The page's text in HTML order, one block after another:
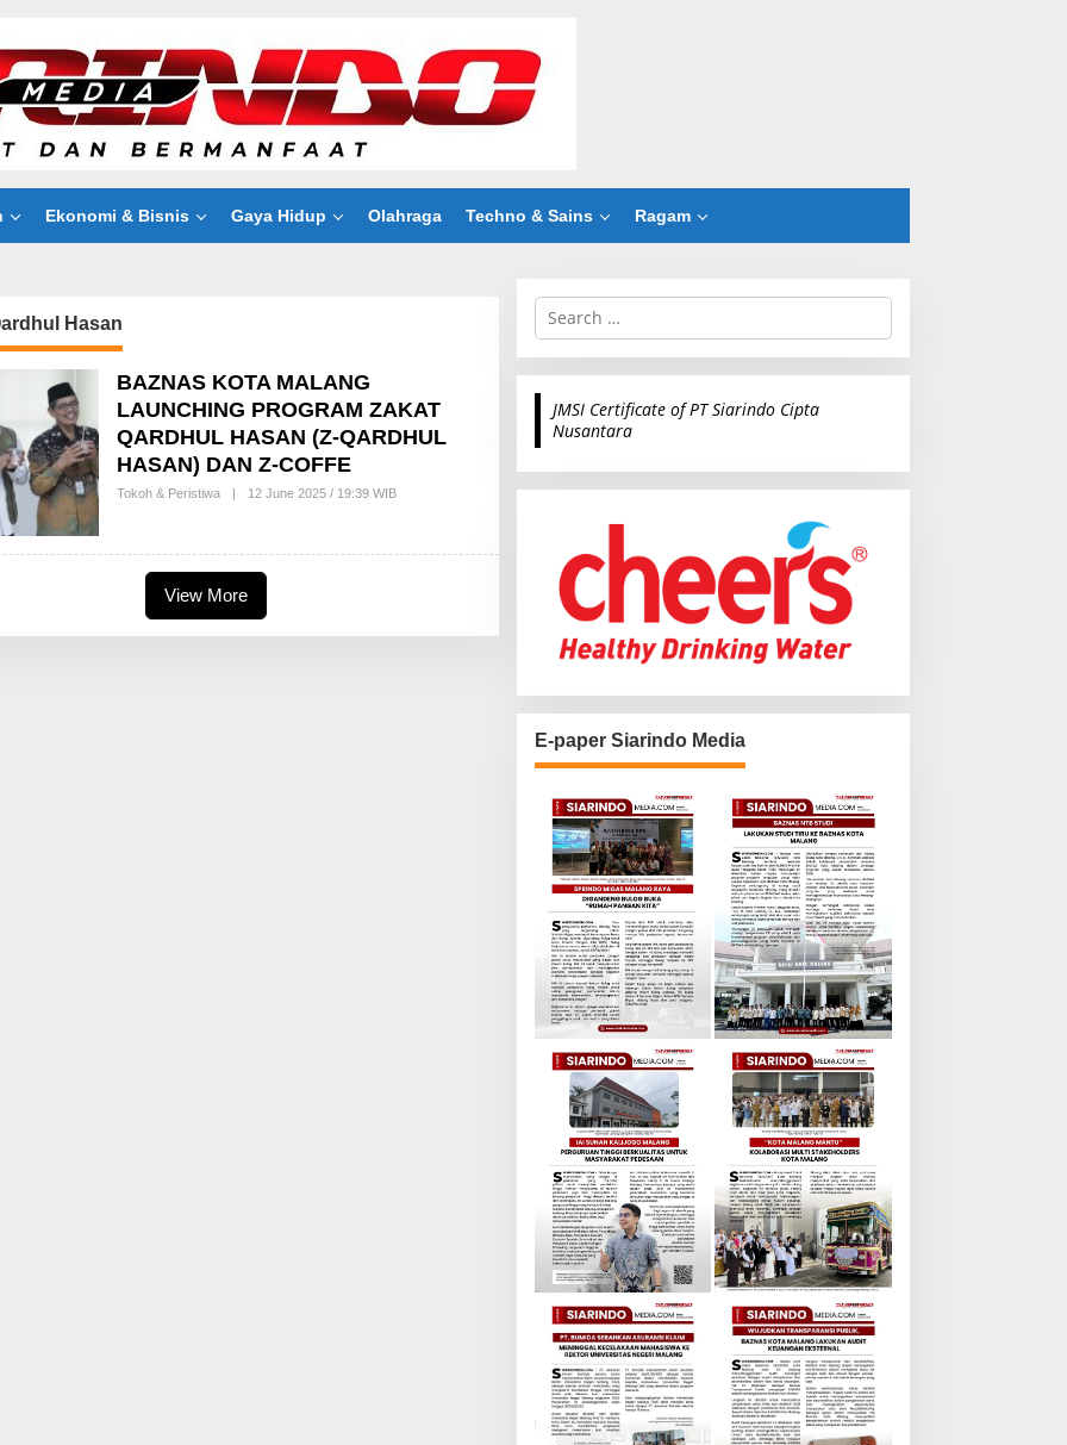
Ekonomi & Bisnis Gaya Hidup Olahraga Techno & Sains Ragam
Hasan
BAZNAS KOTA MALANG
LAUNCHING PROGRAM ZAKAT
QARDHUL HASAN (Z-QARDHUL
HASAN) DAN Z-COFFE
Tokoh & Peristiwa | 12 June 2025 / 19:39 WIBB
D
View More
S
r
c
r
JMSI Certificate of PT Siarindo Cipta
Nusantara
E-paper Siarindo Media